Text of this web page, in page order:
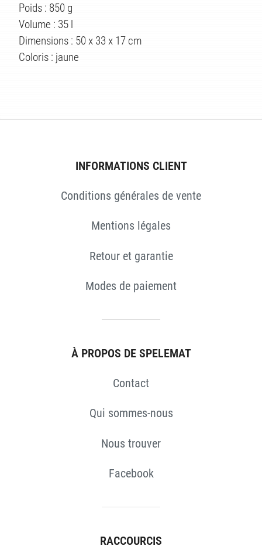
Poids : 850 g
Volume : 35 l
Dimensions : 50 x 33 x 17 cm
Coloris : jaune
INFORMATIONS CLIENT
Conditions générales de vente
Mentions légales
Retour et garantie
Modes de paiement
À PROPOS DE SPELEMAT
Contact
Qui sommes-nous
Nous trouver
Facebook
RACCOURCIS